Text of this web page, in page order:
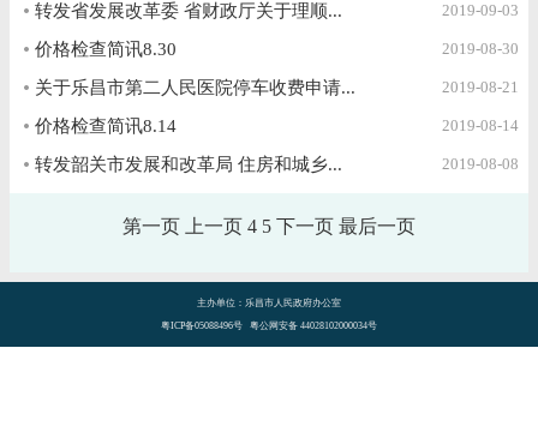
2019-09-03
转发省发展改革委 省财政厅关于理顺...
2019-08-30
价格检查简讯8.30
2019-08-21
关于乐昌市第二人民医院停车收费申请...
2019-08-14
价格检查简讯8.14
2019-08-08
转发韶关市发展和改革局 住房和城乡...
第一页 上一页 4 5 下一页 最后一页
主办单位：乐昌市人民政府办公室
粤ICP备05088496号 粤公网安备 44028102000034号